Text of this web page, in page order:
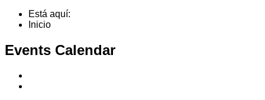
Está aquí:
Inicio
Events Calendar